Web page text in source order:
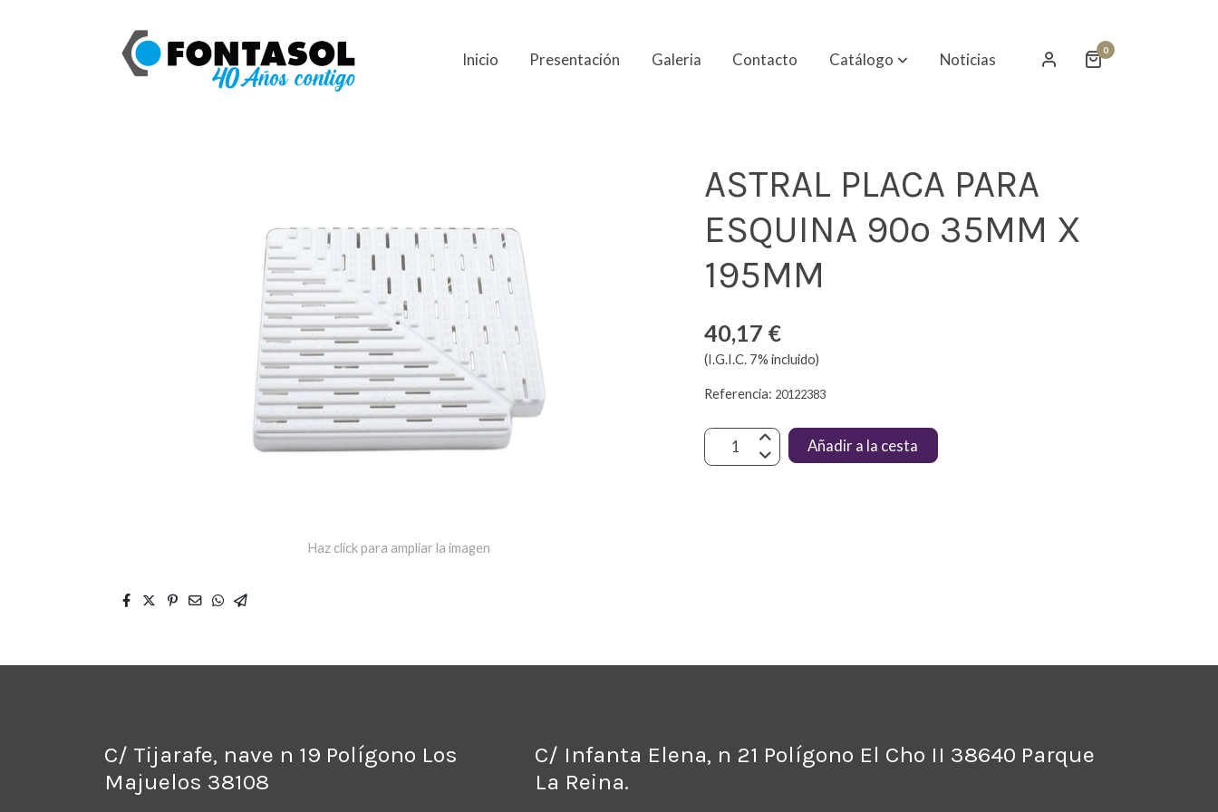
Inicio Presentación Galeria Contacto Catálogo Noticias 0
Haz click para ampliar la imagen
ASTRAL PLACA PARA
ESQUINA 90º 35MM X
195MM
40,17 €
(I.G.I.C. 7% incluido)
Referencia: 20122383
Añadir a la cesta
C/ Tijarafe, nave n 19 Polígono Los
Majuelos 38108
C/ Infanta Elena, n 21 Polígono El Cho II 38640 Parque
La Reina.